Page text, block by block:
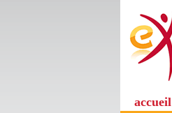
accueil